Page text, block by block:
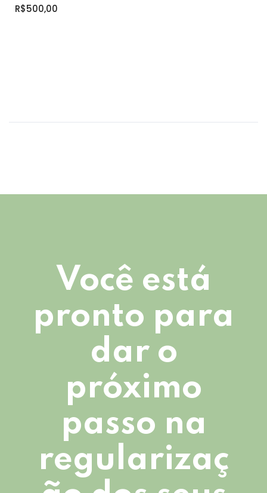
R$500,00
Você está
pronto para
dar o
próximo
passo na
regularizaç